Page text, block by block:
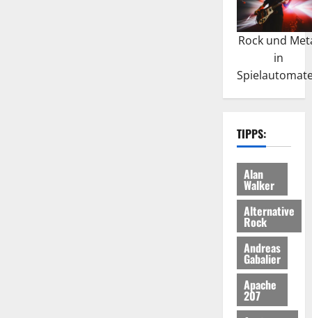
Rock und
in
TIPPS:
Alan
Walker
Alternative
Rock
Andreas
Gabalier
Apache
207